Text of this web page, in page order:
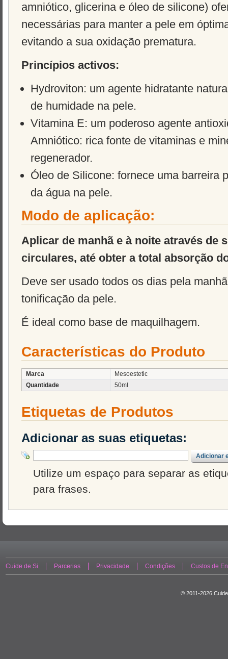
amniótico, glicerina e óleo de silicone)
necessárias para manter a pele em
evitando a sua oxidação prematura.
Princípios activos:
Hydroviton: um agente hidratante
de humidade na pele.
Vitamina E: um poderoso agente
Amniótico: rica fonte de vitaminas e
regenerador.
Óleo de Silicone: fornece uma barreira
da água na pele.
Modo de aplicação:
Aplicar de manhã e à noite através de
circulares, até obter a total absorção
Deve ser usado todos os dias pela
tonificação da pele.
É ideal como base de maquilhagem.
Características do Produto
Marca
Mesoestetic
Quantidade
50ml
Etiquetas de Produtos
Adicionar as suas etiquetas:
Adicionar
Utilize um espaço para separar as
para frases.
Cuide de Si Parcerias Privacidade Condições Custos de
© 2011-2026